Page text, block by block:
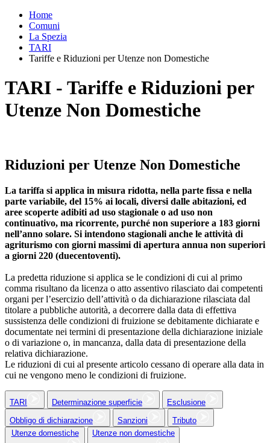
Home
Comuni
La Spezia
TARI
Tariffe e Riduzioni per Utenze non Domestiche
TARI - Tariffe e Riduzioni per
Utenze Non Domestiche
Riduzioni per Utenze Non Domestiche
La tariffa si applica in misura ridotta, nella parte fissa e nella
parte variabile, del 15% ai locali, diversi dalle abitazioni, ed
aree scoperte adibiti ad uso stagionale o ad uso non
continuativo, ma ricorrente, purché non superiore a 183 giorni
nell’anno solare. Si intendono stagionali anche le attività di
agriturismo con giorni massimi di apertura annua non superiori
a giorni 220 (duecentoventi).
La predetta riduzione si applica se le condizioni di cui al primo
comma risultano da licenza o atto assentivo rilasciato dai competenti
organi per l’esercizio dell’attività o da dichiarazione rilasciata dal
titolare a pubbliche autorità, a decorrere dalla data di effettiva
sussistenza delle condizioni di fruizione se debitamente dichiarate e
documentate nei termini di presentazione della dichiarazione iniziale
o di variazione o, in mancanza, dalla data di presentazione della
relativa dichiarazione.
Le riduzioni di cui al presente articolo cessano di operare alla data in
cui ne vengono meno le condizioni di fruizione.
TARI Determinazione superficie
Esclusione
Obbligo di dichiarazione
Sanzioni
Tributo
Utenze domestiche
Utenze non domestiche